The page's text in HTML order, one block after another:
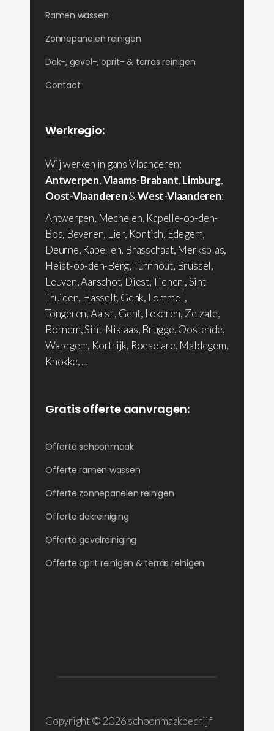
Ramen wassen
Zonnepanelen reinigen
Dak-, gevel-, oprit- & terras reinigen
Contact
Werkregio:
Wij werken in gans Vlaanderen:
Antwerpen,Vlaams-Brabant,Limburg,
Oost-Vlaanderen&West-Vlaanderen:
Antwerpen, Mechelen, Kapelle-op-den-
Bos, Beveren, Lier, Kontich, Edegem,
Deurne, Kapellen, Brasschaat, Merksplas,
Heist-op-den-Berg, Turnhout, Brussel,
Leuven, Aarschot, Diest, Tienen , Sint-
Truiden, Hasselt, Genk, Lommel ,
Tongeren, Aalst , Gent, Lokeren, Zelzate,
Bornem, Sint-Niklaas, Brugge, Oostende,
Waregem, Kortrijk, Roeselare, Maldegem,
Knokke, ...
Gratis offerte aanvragen:
Offerte schoonmaak
Offerte ramen wassen
Offerte zonnepanelen reinigen
Offerte dakreiniging
Offerte gevelreiniging
Offerte oprit reinigen & terras reinigen
Copyright © 2026 schoonmaakbedrijf